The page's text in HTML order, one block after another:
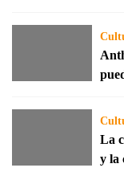
La
y la